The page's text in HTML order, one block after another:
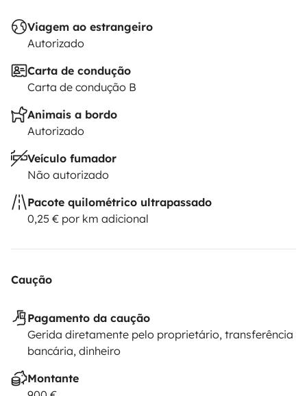
Viagem ao estrangeiro
Autorizado
Carta de condução
Carta de condução B
Animais a bordo
Autorizado
Veículo fumador
Não autorizado
Pacote quilométrico ultrapassado
0,25 € por km adicional
Caução
Pagamento da caução
Gerida diretamente pelo proprietário, transferência
bancária, dinheiro
Montante